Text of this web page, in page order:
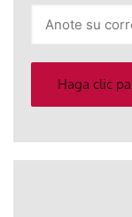
electrónico
Haga clic